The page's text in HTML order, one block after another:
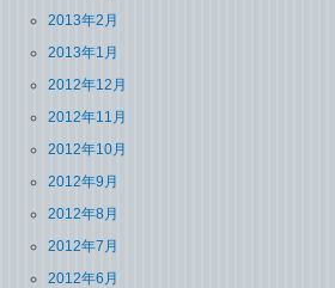
2013年2月
2013年1月
2012年12月
2012年11月
2012年10月
2012年9月
2012年8月
2012年7月
2012年6月